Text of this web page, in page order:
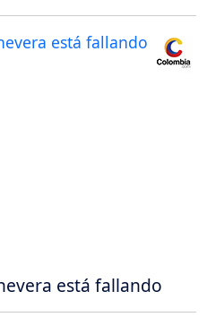
está fallando